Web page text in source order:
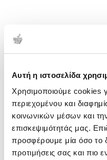
Αυτή η ιστοσελίδα
Χρησιμοποιούμε cookies
περιεχομένου και
κοινωνικών μέσων και
επισκεψιμότητάς μας.
προσφέρουμε μία όσο το
προτιμήσεις σας και πιο